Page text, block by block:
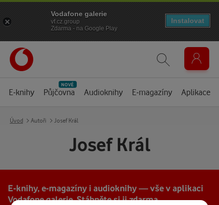
E-knihy Půjčovna
NOVÉ
Audioknihy E-magazíny Aplikace
Úvod Autoři Josef Král
Josef Král
E-knihy, e-magazíny i audioknihy — vše v aplikaci
Vodafone galerie. Stáhněte si ji zdarma
Vodafone galerie
vf.cz.group
Zdarma - na Google Play
Instalovat